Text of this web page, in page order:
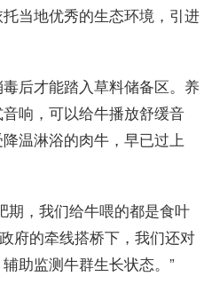
当地优秀的生态环境，引进
后才能踏入草料储备区。养
响，可以给牛播放舒缓音
温淋浴的肉牛，早已过上
期，我们给牛喂的都是食叶
府的牵线搭桥下，我们还对
助监测牛群生长状态。”